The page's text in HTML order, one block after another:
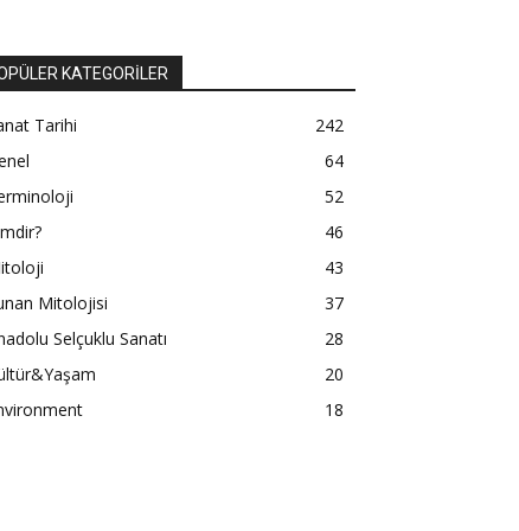
KATEGORİLER
Tarihi
242
64
52
46
43
Mitolojisi
37
Selçuklu Sanatı
28
20
18